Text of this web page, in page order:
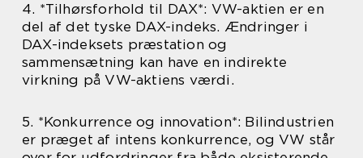
4. *Tilhørsforhold til DAX*: VW-aktien er en
del af det tyske DAX-indeks. Ændringer i
DAX-indeksets præstation og
sammensætning kan have en indirekte
virkning på VW-aktiens værdi.
5. *Konkurrence og innovation*: Bilindustrien
er præget af intens konkurrence, og VW står